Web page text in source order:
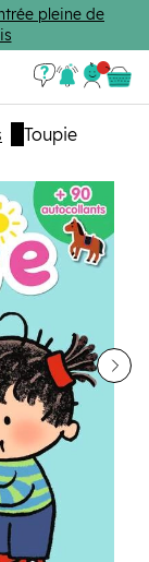
pleine de
Se
Toupie